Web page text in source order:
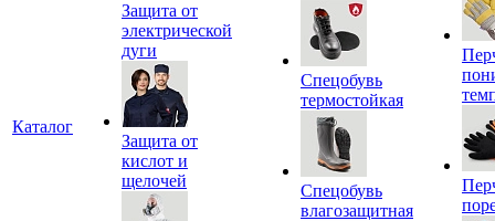
Каталог
Защита от
электрической
дуги
Защита от
кислот и
щелочей
Спецобувь
термостойкая
Спецобувь
влагозащитная